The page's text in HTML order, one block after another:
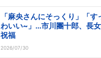
「麻央さんにそっくり」「
わいい~」...市川團十郎、長
祝福
2026/07/30